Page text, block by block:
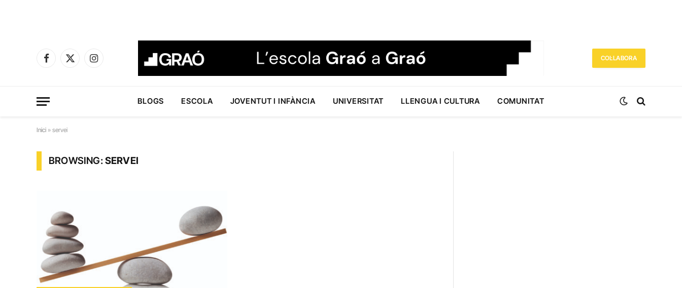
Facebook
X
Instagram
COL·LABORA
BLOGS ESCOLA JOVENTUT I INFÀNCIA UNIVERSITAT LLENGUA I CULTURA COMUNITAT
Inici » servei
BROWSING:SERVEI